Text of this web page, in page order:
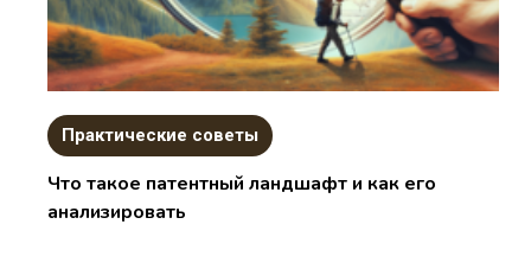
Практические советы
Что такое патентный ландшафт и как его
анализировать